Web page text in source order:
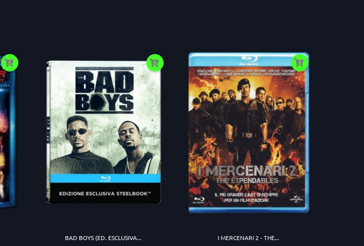
BAD BOYS (ED. ESCLUSIVA... I MERCENARI 2 - THE...